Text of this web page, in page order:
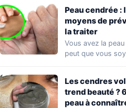
Peau cendrée :
moyens de
la traiter
Vous avez la
peut que vous
Les cendres
trend beauté ?
peau à